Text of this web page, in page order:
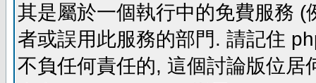
其是屬於一個執行中的免費服務
者或誤用此服務的部門. 請記住
不負任何責任的, 這個討論版位